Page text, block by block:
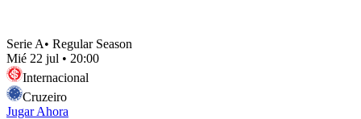
Serie A• Regular Season
Mié 22 jul • 20:00
Internacional
Cruzeiro
Jugar Ahora